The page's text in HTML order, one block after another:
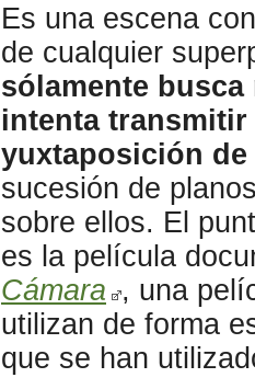
Es una escena
de cualquier
sólamente
intenta transmitir
yuxtaposición
sucesión de
sobre ellos. El
es la película
Cámara , una
utilizan de forma
que se han